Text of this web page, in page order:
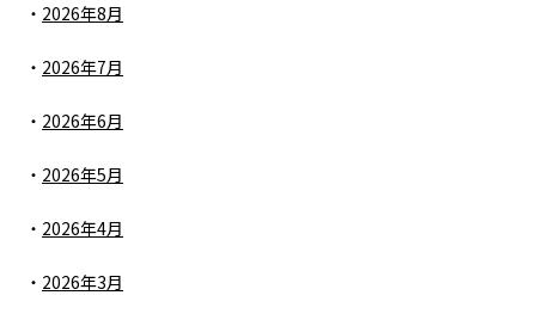
2026年8月
2026年7月
2026年6月
2026年5月
2026年4月
2026年3月